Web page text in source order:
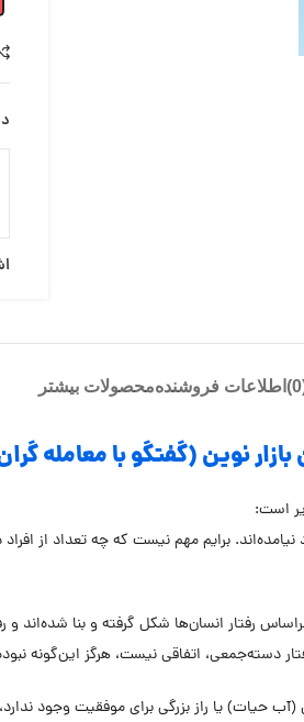
اطلاعات فروشندهمحصولات بیشتر
نوین (گفتگو با معامله
است:
برایم مهم نیست که چه تعداد از
براساس رفتار انسان‌ها شکل گرفته و بنا
دسته‌جمعی، اتفاقی نیست، هرگز این‌گونه